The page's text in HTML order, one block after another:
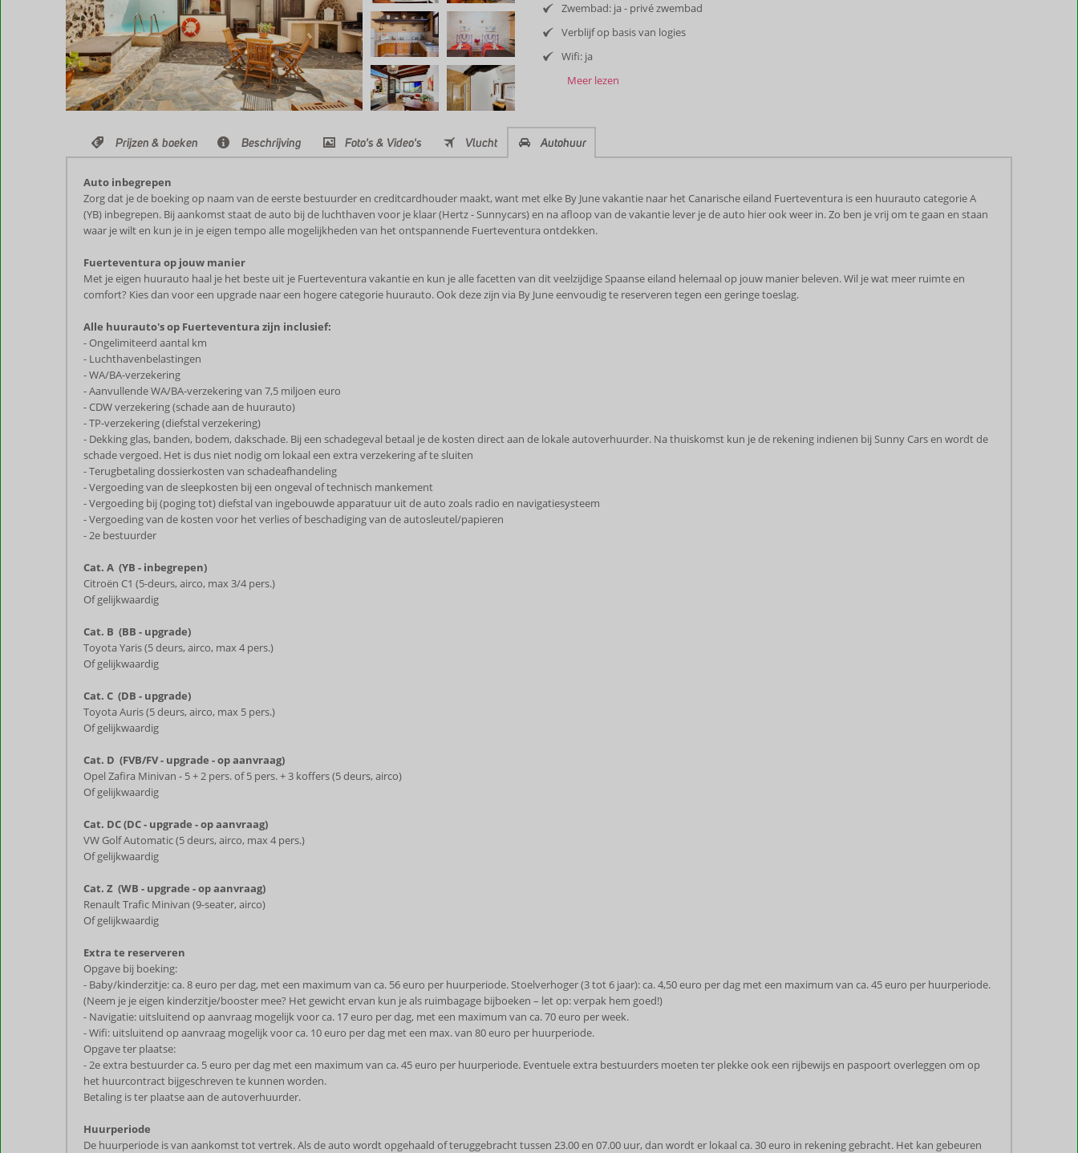
Zwembad: ja - privé zwembad
Verblijf op basis van logies
Wifi: ja
Meer lezen
Prijzen & boeken Beschrijving Foto's & Video's Vlucht Autohuur
Auto inbegrepen
Zorg dat je de boeking op naam van de eerste bestuurder en creditcardhouder maakt, want met elke By June vakantie naar het Canarische eiland Fuerteventura is een huurauto categorie A
(YB) inbegrepen. Bij aankomst staat de auto bij de luchthaven voor je klaar (Hertz - Sunnycars) en na afloop van de vakantie lever je de auto hier ook weer in. Zo ben je vrij om te gaan en staan
waar je wilt en kun je in je eigen tempo alle mogelijkheden van het ontspannende Fuerteventura ontdekken.
Fuerteventura op jouw manier
Met je eigen huurauto haal je het beste uit je Fuerteventura vakantie en kun je alle facetten van dit veelzijdige Spaanse eiland helemaal op jouw manier beleven. Wil je wat meer ruimte en
comfort? Kies dan voor een upgrade naar een hogere categorie huurauto. Ook deze zijn via By June eenvoudig te reserveren tegen een geringe toeslag.
Alle huurauto's op Fuerteventura zijn inclusief:
- Ongelimiteerd aantal km
- Luchthavenbelastingen
- WA/BA-verzekering
- Aanvullende WA/BA-verzekering van 7,5 miljoen euro
- CDW verzekering (schade aan de huurauto)
- TP-verzekering (diefstal verzekering)
- Dekking glas, banden, bodem, dakschade. Bij een schadegeval betaal je de kosten direct aan de lokale autoverhuurder. Na thuiskomst kun je de rekening indienen bij Sunny Cars en wordt de
schade vergoed. Het is dus niet nodig om lokaal een extra verzekering af te sluiten
- Terugbetaling dossierkosten van schadeafhandeling
- Vergoeding van de sleepkosten bij een ongeval of technisch mankement
- Vergoeding bij (poging tot) diefstal van ingebouwde apparatuur uit de auto zoals radio en navigatiesysteem
- Vergoeding van de kosten voor het verlies of beschadiging van de autosleutel/papieren
- 2e bestuurder
Cat. A (YB - inbegrepen)
Citroën C1 (5-deurs, airco, max 3/4 pers.)
Of gelijkwaardig
Cat. B (BB - upgrade)
Toyota Yaris (5 deurs, airco, max 4 pers.)
Of gelijkwaardig
Cat. C (DB - upgrade)
Toyota Auris (5 deurs, airco, max 5 pers.)
Of gelijkwaardig
Cat. D (FVB/FV - upgrade - op aanvraag)
Opel Zafira Minivan - 5 + 2 pers. of 5 pers. + 3 koffers (5 deurs, airco)
Of gelijkwaardig
Cat. DC (DC - upgrade - op aanvraag)
VW Golf Automatic (5 deurs, airco, max 4 pers.)
Of gelijkwaardig
Cat. Z (WB - upgrade - op aanvraag)
Renault Trafic Minivan (9-seater, airco)
Of gelijkwaardig
Extra te reserveren
Opgave bij boeking:
- Baby/kinderzitje: ca. 8 euro per dag, met een maximum van ca. 56 euro per huurperiode. Stoelverhoger (3 tot 6 jaar): ca. 4,50 euro per dag met een maximum van ca. 45 euro per huurperiode.
(Neem je je eigen kinderzitje/booster mee? Het gewicht ervan kun je als ruimbagage bijboeken – let op: verpak hem goed!)
- Navigatie: uitsluitend op aanvraag mogelijk voor ca. 17 euro per dag, met een maximum van ca. 70 euro per week.
- Wifi: uitsluitend op aanvraag mogelijk voor ca. 10 euro per dag met een max. van 80 euro per huurperiode.
Opgave ter plaatse:
- 2e extra bestuurder ca. 5 euro per dag met een maximum van ca. 45 euro per huurperiode. Eventuele extra bestuurders moeten ter plekke ook een rijbewijs en paspoort overleggen om op
het huurcontract bijgeschreven te kunnen worden.
Betaling is ter plaatse aan de autoverhuurder.
Huurperiode
De huurperiode is van aankomst tot vertrek. Als de auto wordt opgehaald of teruggebracht tussen 23.00 en 07.00 uur, dan wordt er lokaal ca. 30 euro in rekening gebracht. Het kan gebeuren